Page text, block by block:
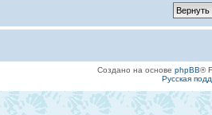
Создано на основе phpBB®
Русская